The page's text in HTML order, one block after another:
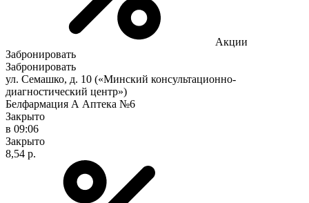
Акции
Забронировать
Забронировать
ул. Семашко, д. 10 («Минский консультационно-
диагностический центр»)
Белфармация А Аптека №6
Закрыто
в 09:06
Закрыто
8,54 р.